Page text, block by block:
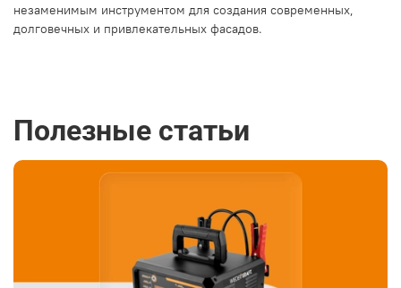
незаменимым инструментом для создания современных,
долговечных и привлекательных фасадов.
Полезные статьи